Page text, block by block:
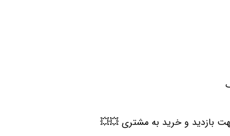
بازدید و خرید به مشتری 💥💥